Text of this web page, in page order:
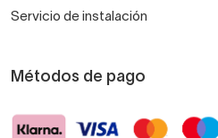
Servicio de instalación
Métodos de pago